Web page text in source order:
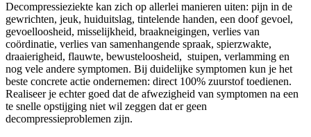
Decompressieziekte kan zich op allerlei manieren uiten: pijn in de
gewrichten, jeuk, huiduitslag, tintelende handen, een doof gevoel,
gevoelloosheid, misselijkheid, braakneigingen, verlies van
coördinatie, verlies van samenhangende spraak, spierzwakte,
draaierigheid, flauwte, bewusteloosheid, stuipen, verlamming en
nog vele andere symptomen. Bij duidelijke symptomen kun je het
beste concrete actie ondernemen: direct 100% zuurstof toedienen.
Realiseer je echter goed dat de afwezigheid van symptomen na een
te snelle opstijging niet wil zeggen dat er geen
decompressieproblemen zijn.